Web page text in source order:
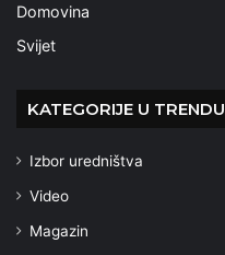
Domovina
Svijet
KATEGORIJE U TRENDU
Izbor uredništva
Video
Magazin